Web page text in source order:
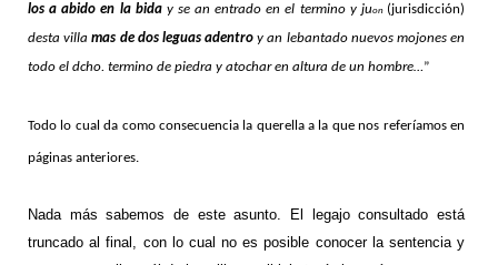
los a abido en la bida y se an entrado en el termino y juon (jurisdicción)
desta villamas de dos leguas adentroy an lebantado nuevos mojones en
todo el dcho. termino de piedra y atochar en altura de un hombre…”
Todo lo cual da como consecuencia la querella a la que nos referíamos en
páginas anteriores.
Nada más sabemos de este asunto. El legajo consultado está
truncado al final, con lo cual no es posible conocer la sentencia y